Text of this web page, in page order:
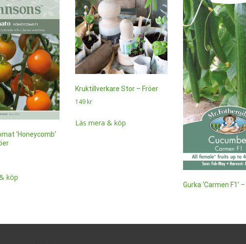
‘Honeycomb’
köp
Kruktillverkare Stor – Fröer
149 kr
Läs mera & köp
Gurka ‘Carmen F1’